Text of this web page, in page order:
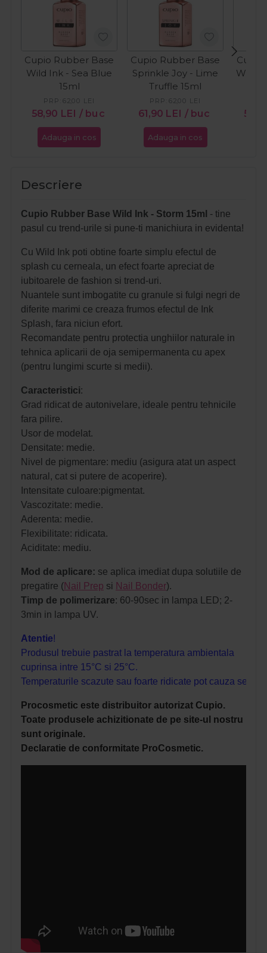
Cupio Rubber Base
Wild Ink - Sea Blue
15ml
58,90 LEI / buc
PRP:62,00 LEI
Adauga in cos
Cupio Rubber Base
Sprinkle Joy - Lime
Truffle 15ml
61,90 LEI / buc
PRP:62,00 LEI
Adauga in cos
Cupio
Wild
Descriere
Cupio Rubber Base Wild Ink - Storm 15ml - tine
pasul cu trend-urile si pune-ti manichiura in evidenta!
Cu Wild Ink poti obtine foarte simplu efectul de
splash cu cerneala, un efect foarte apreciat de
iubitoarele de fashion si trend-uri.
Nuantele sunt imbogatite cu granule si fulgi negri de
diferite marimi ce creaza frumos efectul de Ink
Splash, fara niciun efort.
Recomandate pentru protectia unghiilor naturale in
tehnica aplicarii de oja semipermanenta cu apex
(pentru lungimi scurte si medii).
Caracteristici:
Grad ridicat de autonivelare, ideale pentru tehnicile
fara pilire.
Usor de modelat.
Densitate: medie.
Nivel de pigmentare: mediu (asigura atat un aspect
natural, cat si putere de acoperire).
Intensitate culoare:pigmentat.
Vascozitate: medie.
Aderenta: medie.
Flexibilitate: ridicata.
Aciditate: mediu.
Mod de aplicare: se aplica imediat dupa solutiile de
pregatire (Nail Prep si Nail Bonder).
Timp de polimerizare: 60-90sec in lampa LED; 2-
3min in lampa UV.
Atentie!
Produsul trebuie pastrat la temperatura ambientala
cuprinsa intre 15°C si 25°C.
Temperaturile scazute sau foarte ridicate pot cauza
Procosmetic este distribuitor autorizat Cupio.
Toate produsele achizitionate de pe site-ul nostru
sunt originale.
Declaratie de conformitate ProCosmetic.